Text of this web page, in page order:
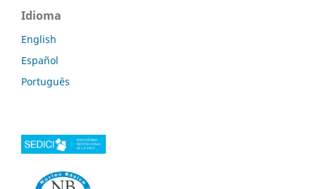
Idioma
English
Español
Português